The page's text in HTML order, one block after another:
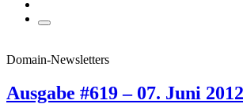
Domain-Newsletters
Ausgabe #619 – 07. Juni 2012